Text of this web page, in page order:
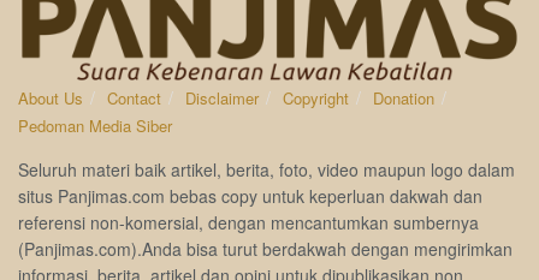
About Us Contact Disclaimer Copyright
Donation
Pedoman Media Siber
Seluruh materi baik artikel, berita, foto, video maupun logo dalam
situs Panjimas.com bebas copy untuk keperluan dakwah dan
referensi non-komersial, dengan mencantumkan sumbernya
(Panjimas.com).Anda bisa turut berdakwah dengan mengirimkan
informasi, berita, artikel dan opini untuk dipublikasikan non